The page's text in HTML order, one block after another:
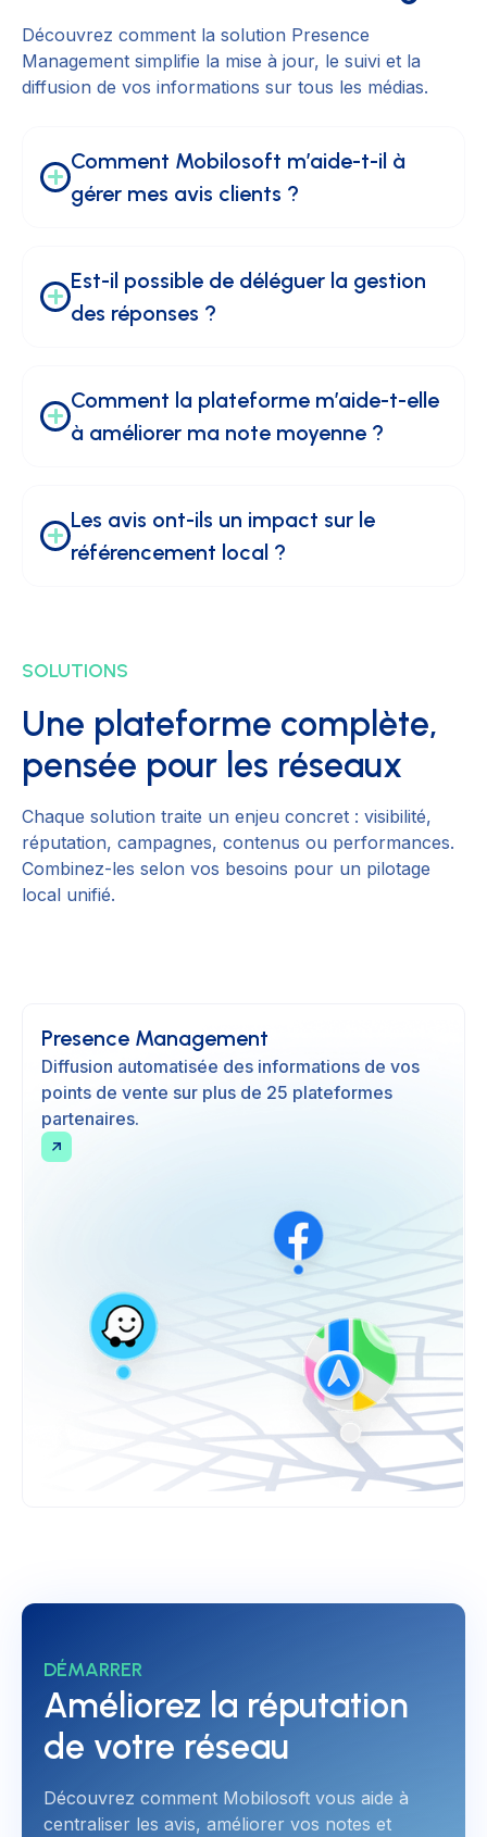
Découvrez comment la solution Presence
Management simplifie la mise à jour, le suivi et la
diffusion de vos informations sur tous les médias.
Comment Mobilosoft m’aide-t-il à
gérer mes avis clients ?
Est-il possible de déléguer la gestion
des réponses ?
Comment la plateforme m’aide-t-elle
à améliorer ma note moyenne ?
Les avis ont-ils un impact sur le
référencement local ?
SOLUTIONS
Une plateforme complète,
pensée pour les réseaux
Chaque solution traite un enjeu concret : visibilité,
réputation, campagnes, contenus ou performances.
Combinez-les selon vos besoins pour un pilotage
local unifié.
Presence Management
Diffusion automatisée des informations de vos
points de vente sur plus de 25 plateformes
partenaires.
DÉMARRER
Améliorez la réputation
de votre réseau
Découvrez comment Mobilosoft vous aide à
centraliser les avis, améliorer vos notes et